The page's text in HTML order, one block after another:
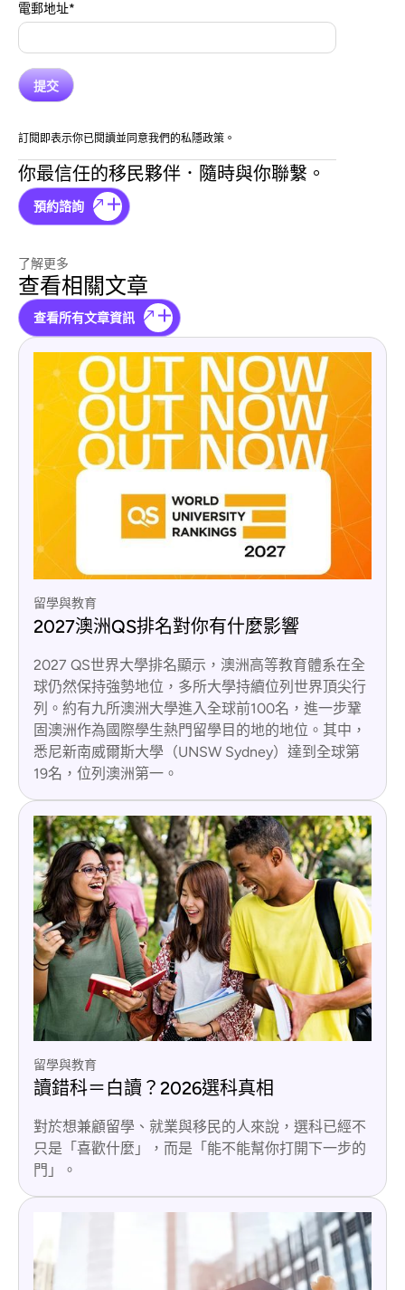
電郵地址*
訂閱即表示你已閱讀並同意我們的私隱政策。
你最信任的移民夥伴．隨時與你聯繫。
預約諮詢
了解更多
查看相關文章
查看所有文章資訊
留學與教育
2027澳洲QS排名對你有什麼影響
2027 QS世界大學排名顯示，澳洲高等教育體系在全
球仍然保持強勢地位，多所大學持續位列世界頂尖行
列。約有九所澳洲大學進入全球前100名，進一步鞏
固澳洲作為國際學生熱門留學目的地的地位。其中，
悉尼新南威爾斯大學（UNSW Sydney）達到全球第
19名，位列澳洲第一。
留學與教育
讀錯科＝白讀？2026選科真相
對於想兼顧留學、就業與移民的人來說，選科已經不
只是「喜歡什麼」，而是「能不能幫你打開下一步的
門」。